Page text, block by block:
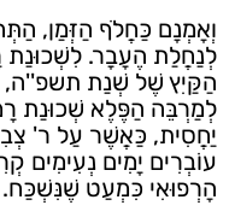
וְאָמְנָם כַּחֲלֹף הַזְּמַן,
לְנַחֲלַת הֶעָבָר. לִשְׁכוּנַת
הַקַּיִץ שֶׁל שְׁנַת תשפ''ה,
לְמַרְבֵּה הַפֶּלֶא שְׁכוּנַת
יַחֲסִית, כַּאֲשֶׁר עַל ר'
עוֹבְרִים יָמִים נְעִימִים
הָרְפוּאִי כִּמְעַט שֶׁנִּשְׁכַּח.